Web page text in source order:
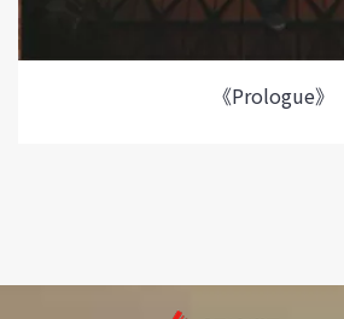
《Prologue》